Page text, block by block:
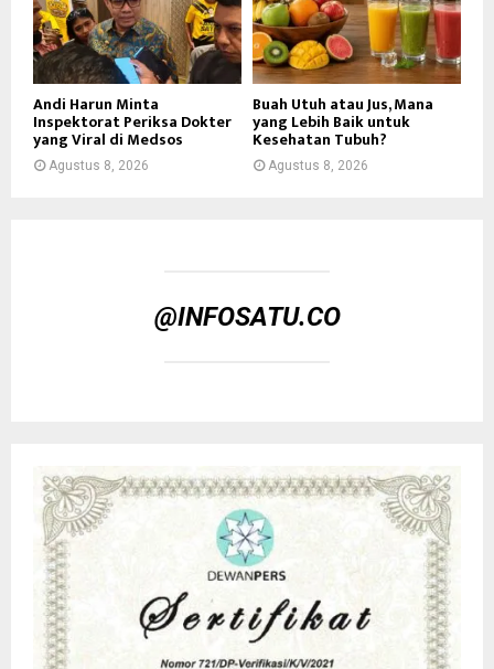
Andi Harun Minta
Inspektorat Periksa Dokter
yang Viral di Medsos
Agustus 8, 2026
Buah Utuh atau Jus, Mana
yang Lebih Baik untuk
Kesehatan Tubuh?
Agustus 8, 2026
@INFOSATU.CO